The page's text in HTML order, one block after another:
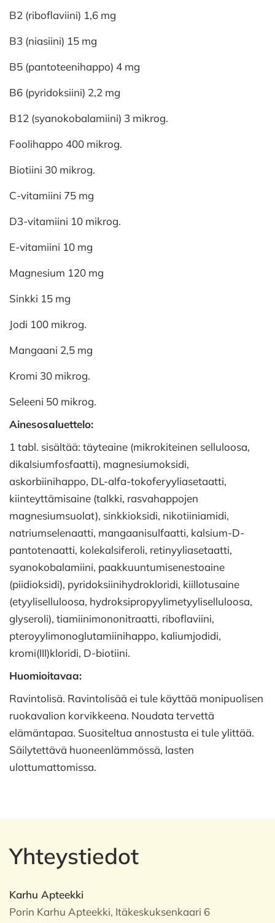
B2 (riboflaviini) 1,6 mg
B3 (niasiini) 15 mg
B5 (pantoteenihappo) 4 mg
B6 (pyridoksiini) 2,2 mg
B12 (syanokobalamiini) 3 mikrog.
Foolihappo 400 mikrog.
Biotiini 30 mikrog.
C-vitamiini 75 mg
D3-vitamiini 10 mikrog.
E-vitamiini 10 mg
Magnesium 120 mg
Sinkki 15 mg
Jodi 100 mikrog.
Mangaani 2,5 mg
Kromi 30 mikrog.
Seleeni 50 mikrog.
Ainesosaluettelo:
1 tabl. sisältää: täyteaine (mikrokiteinen selluloosa,
dikalsiumfosfaatti), magnesiumoksidi,
askorbiinihappo, DL-alfa-tokoferyyliasetaatti,
kiinteyttämisaine (talkki, rasvahappojen
magnesiumsuolat), sinkkioksidi, nikotiiniamidi,
natriumselenaatti, mangaanisulfaatti, kalsium-D-
pantotenaatti, kolekalsiferoli, retinyyliasetaatti,
syanokobalamiini, paakkuuntumisenestoaine
(piidioksidi), pyridoksiinihydrokloridi, kiillotusaine
(etyyliselluloosa, hydroksipropyylimetyyliselluloosa,
glyseroli), tiamiinimononitraatti, riboflaviini,
pteroyylimonoglutamiinihappo, kaliumjodidi,
kromi(III)kloridi, D-biotiini.
Huomioitavaa:
Ravintolisä. Ravintolisää ei tule käyttää monipuolisen
ruokavalion korvikkeena. Noudata tervettä
elämäntapaa. Suositeltua annostusta ei tule ylittää.
Säilytettävä huoneenlämmössä, lasten
ulottumattomissa.
Yhteystiedot
Karhu Apteekki
Porin Karhu Apteekki, Itäkeskuksenkaari 6